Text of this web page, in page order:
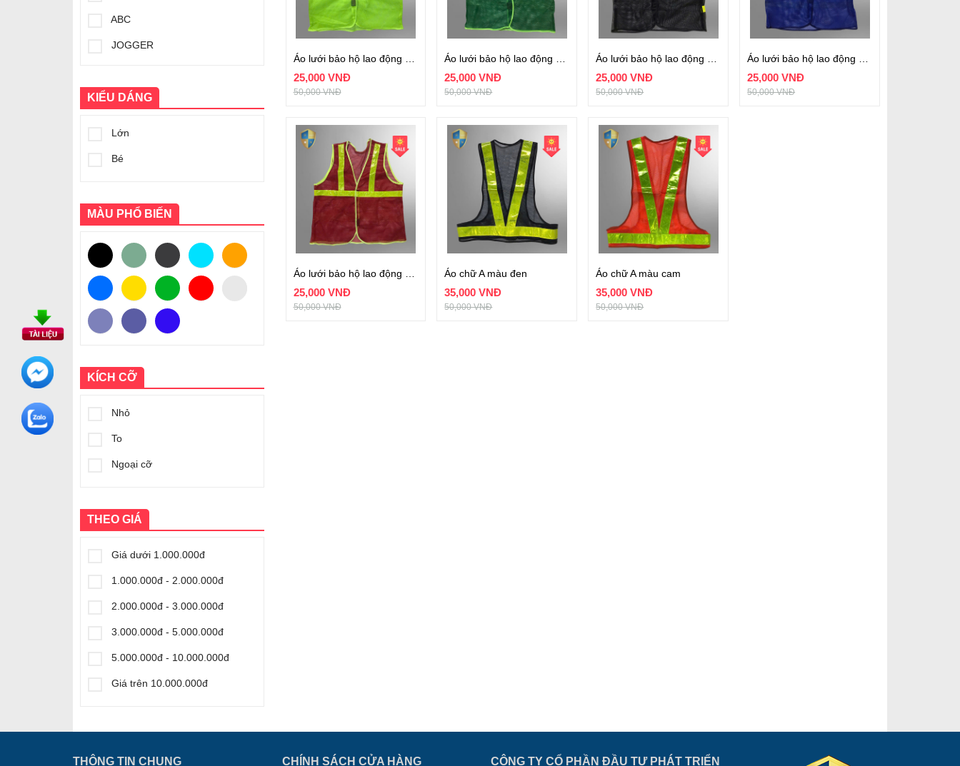
ABC
JOGGER
PHÚC NAM SAFETY
KIỂU DÁNG
Lớn
Bé
MÀU PHỔ BIẾN
KÍCH CỠ
Nhỏ
To
Ngoại cỡ
THEO GIÁ
Giá dưới 1.000.000đ
1.000.000đ - 2.000.000đ
2.000.000đ - 3.000.000đ
3.000.000đ - 5.000.000đ
5.000.000đ - 10.000.000đ
Giá trên 10.000.000đ
25,000 VNĐ
50,000 VNĐ
25,000 VNĐ
50,000 VNĐ
25,000 VNĐ
50,000 VNĐ
25,000 VNĐ
50,000 VNĐ
25,000 VNĐ
50,000 VNĐ
Áo chữ A màu đen
35,000 VNĐ
50,000 VNĐ
Áo chữ A màu cam
35,000 VNĐ
50,000 VNĐ
THÔNG TIN CHUNG CHÍNH SÁCH CỬA HÀNG CÔNG TY CỔ PHẦN ĐẦU TƯ PHÁT TRIỂN